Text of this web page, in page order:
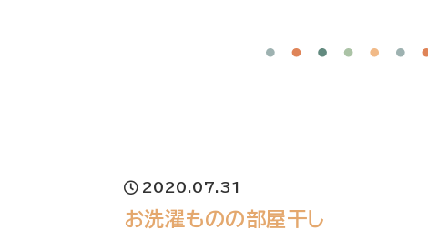
2020.07.31
お洗濯ものの部屋干し